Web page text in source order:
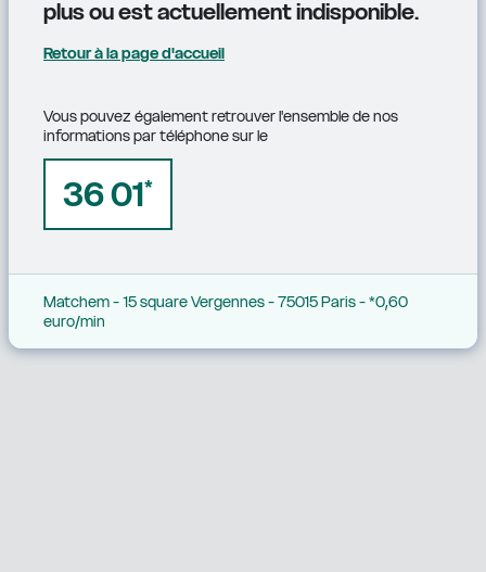
plus ou est actuellement indisponible.
Retour à la page d'accueil
Vous pouvez également retrouver l'ensemble de nos
informations par téléphone sur le
36 01*
Matchem - 15 square Vergennes - 75015 Paris - *0,60
euro/min